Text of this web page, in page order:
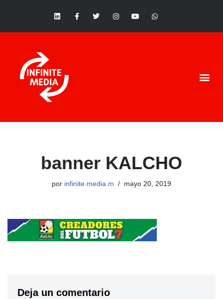
contenido
banner KALCHO
por infinite.media.m mayo 20, 2019
Deja un comentario